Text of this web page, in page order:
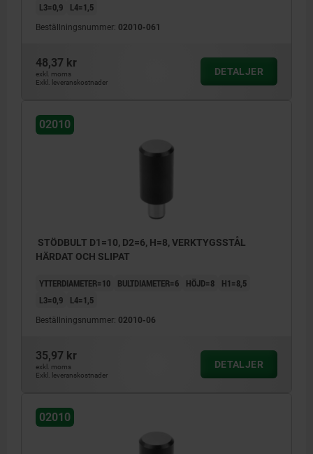
L3=0,9
L4=1,5
Beställningsnummer: 02010-061
48,37 kr
exkl. moms
Exkl. leveranskostnader
DETALJER
02010
STÖDBULT D1=10, D2=6, H=8, VERKTYGSSTÅL
HÄRDAT OCH SLIPAT
YTTERDIAMETER=10 BULTDIAMETER=6 HÖJD=8
H1=8,5
L3=0,9
L4=1,5
Beställningsnummer: 02010-06
35,97 kr
exkl. moms
Exkl. leveranskostnader
DETALJER
02010